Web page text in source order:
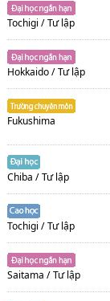
Tochigi / Tư lập
Hokkaido / Tư lập
Fukushima
Chiba / Tư lập
Tochigi / Tư lập
Saitama / Tư lập